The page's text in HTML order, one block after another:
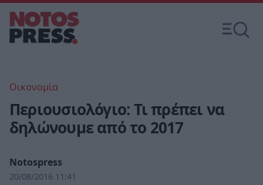
Οικονομία
Περιουσιολόγιο: Τι πρέπει να
δηλώνουμε από το 2017
Notospress
20/08/2016 11:41